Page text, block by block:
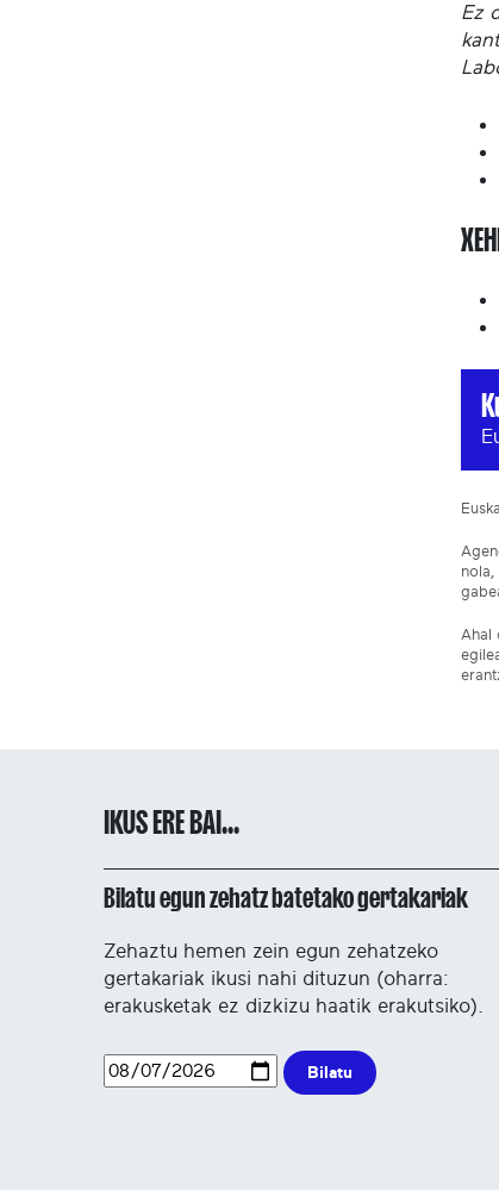
Ez
Ahal
IKUS ERE BAI...
Bilatu egun zehatz batetako gertakariak
Zehaztu hemen zein egun zehatzeko
gertakariak ikusi nahi dituzun (oharra:
erakusketak ez dizkizu haatik erakutsiko).
Bilatu